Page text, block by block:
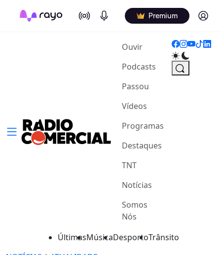
On Air Podcasts Premium Log in
Ouvir(current)
Podcasts
Passou
Vídeos
Programas
Destaques
TNT
Notícias
Somos
Nós
ÚltimasMúsicaDesportoTrânsito